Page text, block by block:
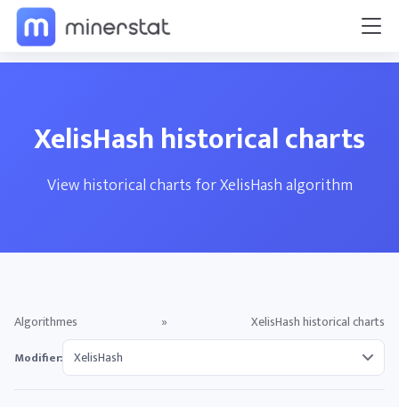
XelisHash historical charts
View historical charts for XelisHash algorithm
Algorithmes » XelisHash historical charts
Modifier: